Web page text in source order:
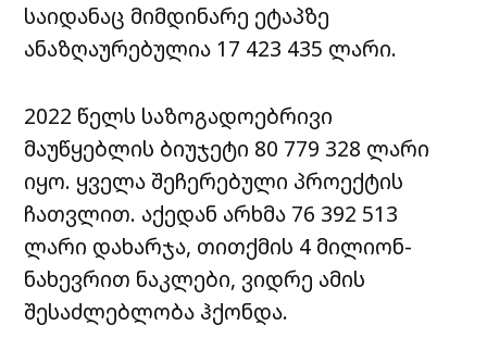
საიდანაც მიმდინარე ეტაპზე
ანაზღაურებულია 17 423 435 ლარი.
2022 წელს საზოგადოებრივი
მაუწყებლის ბიუჯეტი 80 779 328 ლარი
იყო. ყველა შეჩერებული პროექტის
ჩათვლით. აქედან არხმა 76 392 513
ლარი დახარჯა, თითქმის 4 მილიონ-
ნახევრით ნაკლები, ვიდრე ამის
შესაძლებლობა ჰქონდა.